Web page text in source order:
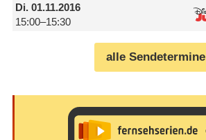
Di.01.11.2016
15:00–15:30
alle Sendetermine